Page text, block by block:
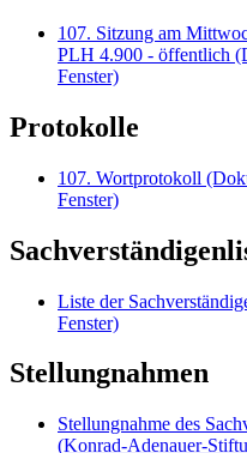
107. Sitzung am
PLH 4.900 - öffentlich
Fenster)
Protokolle
107. Wortprotokoll
Fenster)
Liste der
Fenster)
Stellungnahmen
Stellungnahme des
(Konrad-Adenauer-